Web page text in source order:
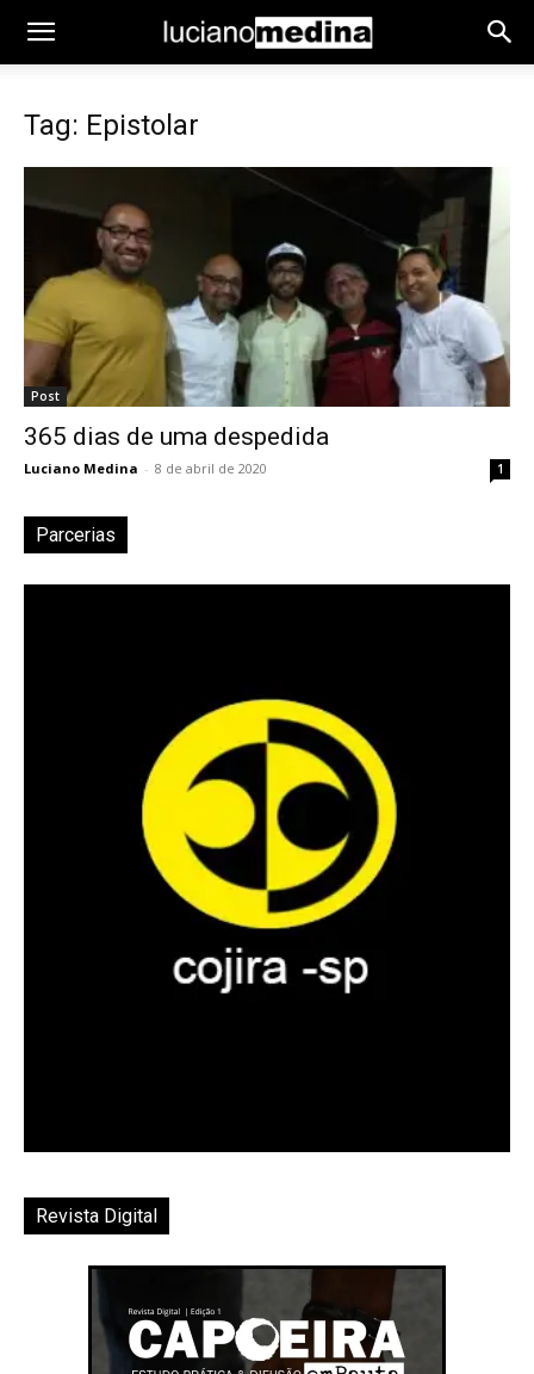
Tag: Epistolar
Post
365 dias de uma despedida
Luciano Medina - 8 de abril de 2020 1
Parcerias
Revista Digital